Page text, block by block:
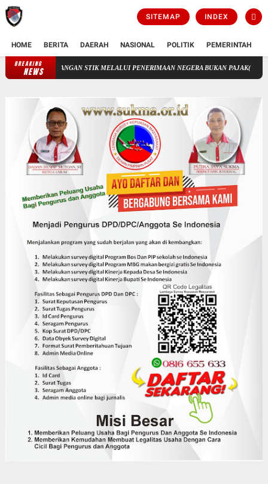
SITEMAP INDEX
HOME BERITA DAERAH NASIONAL POLITIK PEMERINTAH
BREAKING
NEWS
KEUANGAN STIK MELALUI PENERIMAAN NEGERA BUKAN PAJAK(PNBP) PKN